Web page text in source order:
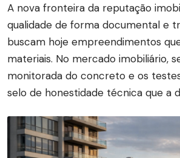
A nova fronteira da reputação
qualidade de forma documental e
buscam hoje empreendimentos
materiais. No mercado imobiliário,
monitorada do concreto e os
selo de honestidade técnica que a